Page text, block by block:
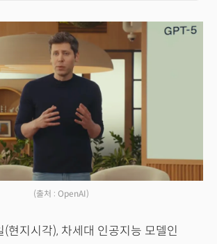
(출처 : OpenAI)
현지시각), 차세대 인공지능 모델인